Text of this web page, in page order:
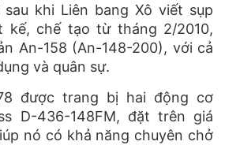
khi Liên bang Xô viết sụp
kế, chế tạo từ tháng 2/2010,
An-158 (An-148-200), với cả
và quân sự.
được trang bị hai động cơ
D-436-148FM, đặt trên giá
nó có khả năng chuyên chở